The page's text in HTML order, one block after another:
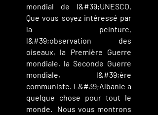
mondial de l&#39;UNESCO.
Que vous soyez intéressé par
la peinture,
l&#39;observation des
oiseaux, la Première Guerre
mondiale, la Seconde Guerre
mondiale, l&#39;ère
communiste. L&#39;Albanie a
quelque chose pour tout le
monde. Nous vous montrons